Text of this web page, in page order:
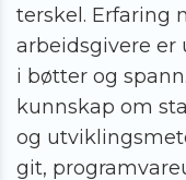
terskel. Erfaring
arbeidsgivere er
i bøtter og
kunnskap om
og
git,